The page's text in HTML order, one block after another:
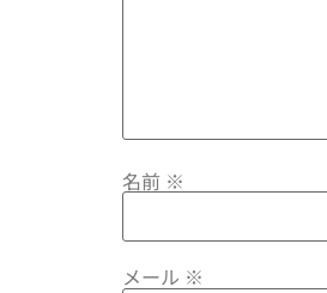
名前 ※
メール ※